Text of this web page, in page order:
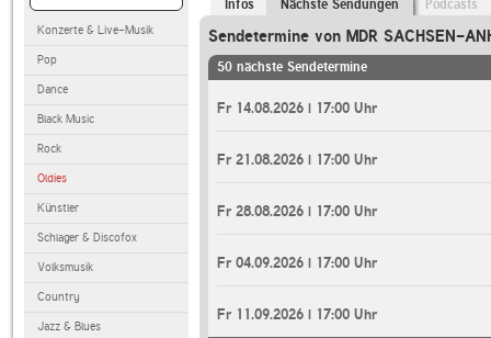
Konzerte & Live-Musik
Pop
Dance
Black Music
Rock
Oldies
Künstler
Schlager & Discofox
Volksmusik
Country
Jazz & Blues
Infos Nächste Sendungen Podcasts
Sendetermine von MDR SACHSEN-
50 nächste Sendetermine
Fr 14.08.2026 | 17:00 Uhr
Fr 21.08.2026 | 17:00 Uhr
Fr 28.08.2026 | 17:00 Uhr
Fr 04.09.2026 | 17:00 Uhr
Fr 11.09.2026 | 17:00 Uhr